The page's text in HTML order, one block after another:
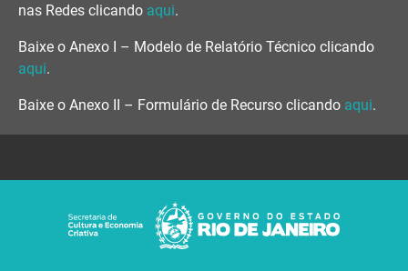
nas Redes clicando aqui.
Baixe o Anexo I – Modelo de Relatório Técnico clicando
aqui.
Baixe o Anexo II – Formulário de Recurso clicando aqui.